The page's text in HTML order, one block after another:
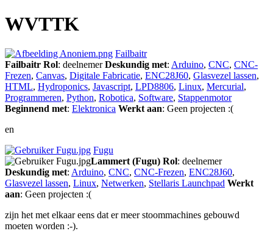
WVTTK
Failbaitr
Failbaitr Rol: deelnemerDeskundig met: Arduino, CNC, CNC-
Frezen, Canvas, Digitale Fabricatie, ENC28J60, Glasvezel lassen,
HTML, Hydroponics, Javascript, LPD8806, Linux, Mercurial,
Programmeren, Python, Robotica, Software, Stappenmotor
Beginnend met: Elektronica Werkt aan: Geen projecten :(
en
Fugu
Lammert (Fugu) Rol: deelnemer
Deskundig met: Arduino, CNC, CNC-Frezen, ENC28J60,
Glasvezel lassen, Linux, Netwerken, Stellaris Launchpad Werkt
aan: Geen projecten :(
zijn het met elkaar eens dat er meer stoommachines gebouwd
moeten worden :-).